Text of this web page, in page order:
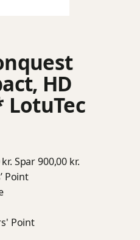
HD
LotuTec
Spar 900,00 kr.
Point